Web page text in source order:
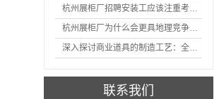
杭州展柜厂招聘安装工应该注重考核哪些方面技能
杭州展柜厂为什么会更具地理竞争优势？
深入探讨商业道具的制造工艺：全面分析从设计到维护的各个环节。
联系我们